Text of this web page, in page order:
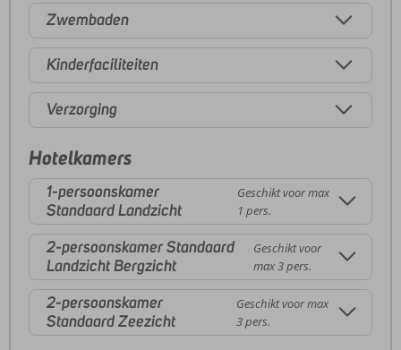
Zwembaden
Kinderfaciliteiten
Verzorging
Hotelkamers
1-persoonskamer
Standaard Landzicht
Geschikt voor max
1 pers.
2-persoonskamer Standaard
Landzicht Bergzicht
Geschikt voor
max 3 pers.
2-persoonskamer
Standaard Zeezicht
Geschikt voor max
3 pers.